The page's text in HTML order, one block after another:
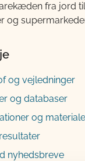
fra jord
og
og vejledninger
og databaser
og
nyhedsbreve